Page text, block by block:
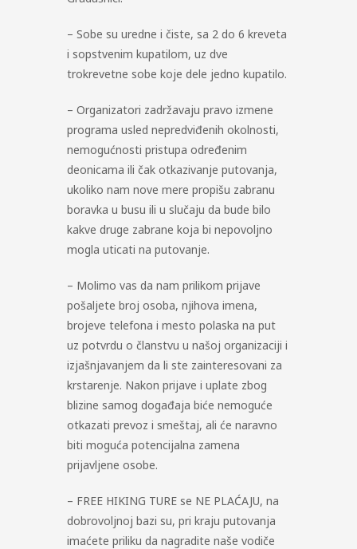
– Sobe su uredne i čiste, sa 2 do 6 kreveta
i sopstvenim kupatilom, uz dve
trokrevetne sobe koje dele jedno kupatilo.
– Organizatori zadržavaju pravo izmene
programa usled nepredviđenih okolnosti,
nemogućnosti pristupa određenim
deonicama ili čak otkazivanje putovanja,
ukoliko nam nove mere propišu zabranu
boravka u busu ili u slučaju da bude bilo
kakve druge zabrane koja bi nepovoljno
mogla uticati na putovanje.
– Molimo vas da nam prilikom prijave
pošaljete broj osoba, njihova imena,
brojeve telefona i mesto polaska na put
uz potvrdu o članstvu u našoj organizaciji i
izjašnjavanjem da li ste zainteresovani za
krstarenje. Nakon prijave i uplate zbog
blizine samog događaja biće nemoguće
otkazati prevoz i smeštaj, ali će naravno
biti moguća potencijalna zamena
prijavljene osobe.
– FREE HIKING TURE se NE PLAĆAJU, na
dobrovoljnoj bazi su, pri kraju putovanja
imaćete priliku da nagradite naše vodiče